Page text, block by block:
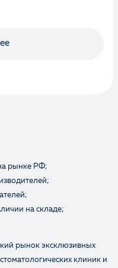
рынке РФ;
на складе;
рынок эксклюзивных
клиник и